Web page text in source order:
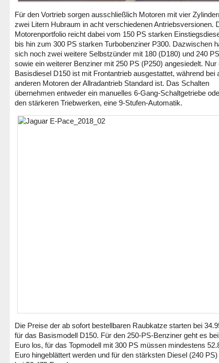
Für den Vortrieb sorgen ausschließlich Motoren mit vier
zwei Litern Hubraum in acht verschiedenen Antriebsversionen.
Motorenportfolio reicht dabei vom 150 PS starken
bis hin zum 300 PS starken Turbobenziner P300. Dazwischen
sich noch zwei weitere Selbstzünder mit 180 (D180) und 240
sowie ein weiterer Benziner mit 250 PS (P250) angesiedelt. Nur
Basisdiesel D150 ist mit Frontantrieb ausgestattet, während bei
anderen Motoren der Allradantrieb Standard ist. Das Schalten
übernehmen entweder ein manuelles 6-Gang-Schaltgetriebe
den stärkeren Triebwerken, eine 9-Stufen-Automatik.
Die Preise der ab sofort bestellbaren Raubkatze starten bei
für das Basismodell D150. Für den 250-PS-Benziner geht es
Euro los, für das Topmodell mit 300 PS müssen mindestens
Euro hingeblättert werden und für den stärksten Diesel (240